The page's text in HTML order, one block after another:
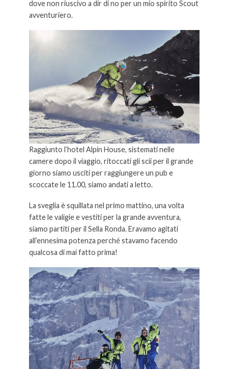
dove non riuscivo a dir di no per un mio spirito Scout
avventuriero.
Raggiunto l’hotel Alpin House, sistemati nelle
camere dopo il viaggio, ritoccati gli scii per il grande
giorno siamo usciti per raggiungere un pub e
scoccate le 11.00, siamo andati a letto.
La sveglia è squillata nel primo mattino, una volta
fatte le valigie e vestiti per la grande avventura,
siamo partiti per il Sella Ronda. Eravamo agitati
all’ennesima potenza perché stavamo facendo
qualcosa di mai fatto prima!